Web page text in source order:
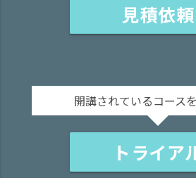
見積依頼
開講されているコース
トライア